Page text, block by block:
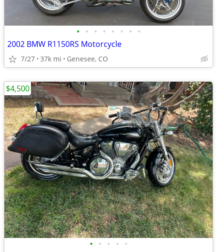
• • • • • • • •
2002 BMW R1150RS Motorcycle
7/27 37k mi Genesee, CO
• • • • •
$4,500